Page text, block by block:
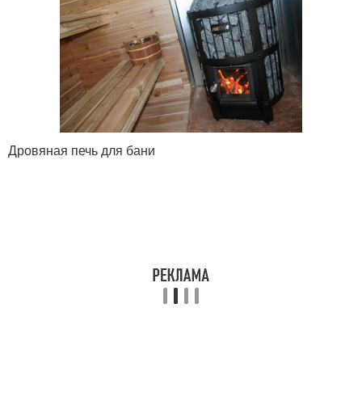
Дровяная печь для бани